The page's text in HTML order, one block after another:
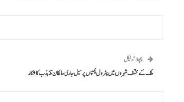
پچھلا آرٹیکل
ملک کے مختلف شہروں میں پٹرول پمپس پر سیل جاری، مالکان تذبذب کا شکار